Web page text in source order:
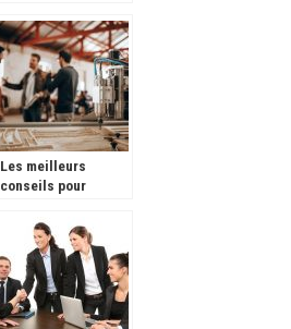
Les meilleurs
conseils pour
business